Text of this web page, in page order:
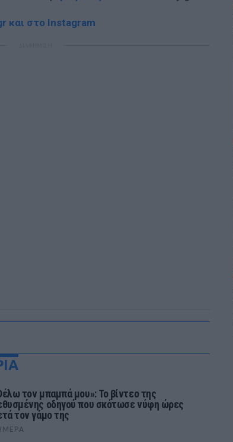
και στο Instagram
τον μπαμπά μου»: Το βίντεο της
οδηγού που σκότωσε νύφη ώρες
τον γάμο της